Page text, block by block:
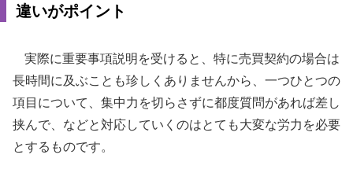
違いがポイント
実際に重要事項説明を受けると、特に売買契約の場合は
長時間に及ぶことも珍しくありませんから、一つひとつの
項目について、集中力を切らさずに都度質問があれば差し
挟んで、などと対応していくのはとても大変な労力を必要
とするものです。